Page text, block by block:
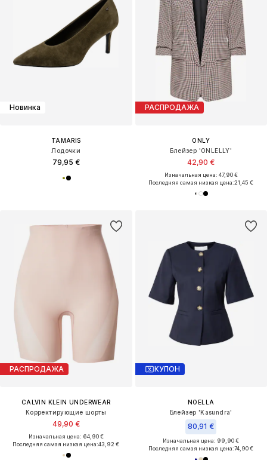
Новинка
TAMARIS
Лодочки
79,95 €
РАСПРОДАЖА
ONLY
Блейзер 'ONLELLY'
42,90 €
Изначальная цена: 47,90 €
Последняя самая низкая цена:21,45 €
РАСПРОДАЖА
CALVIN KLEIN UNDERWEAR
Корректирующие шорты
49,90 €
Изначальная цена: 64,90 €
Последняя самая низкая цена:43,92 €
КУПОН
NOELLA
Блейзер 'Kasundra'
80,91 €
Изначальная цена: 99,90 €
Последняя самая низкая цена:74,90 €